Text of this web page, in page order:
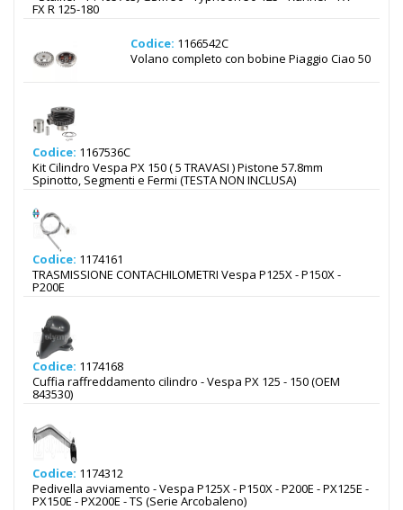
FX R 125-180
Codice: 1166542C
Volano completo con bobine Piaggio Ciao 50
Codice: 1167536C
Kit Cilindro Vespa PX 150 ( 5 TRAVASI ) Pistone 57.8mm
Spinotto, Segmenti e Fermi (TESTA NON INCLUSA)
Codice: 1174161
TRASMISSIONE CONTACHILOMETRI Vespa P125X - P150X -
P200E
Codice: 1174168
Cuffia raffreddamento cilindro - Vespa PX 125 - 150 (OEM
843530)
Codice: 1174312
Pedivella avviamento - Vespa P125X - P150X - P200E - PX125E -
PX150E - PX200E - TS (Serie Arcobaleno)